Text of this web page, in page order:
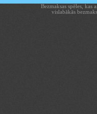
Bezmaksas spēles,
vislabākās